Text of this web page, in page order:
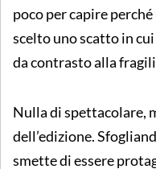
poco per capire
scelto uno scatto in
da contrasto alla
Nulla di spettacolare,
dell’edizione.
smette di essere